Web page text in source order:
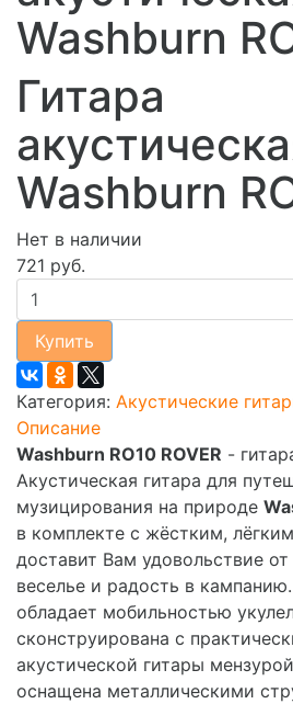
Washburn
Гитара
Washburn
Нет в наличии
721 руб.
Купить
Категория: Акустические
Описание
Washburn RO10 ROVER -
Акустическая гитара для
музицирования на природе
в комплекте с жёстким,
доставит Вам удовольствие
веселье и радость в кампанию.
обладает мобильностью
сконструирована с
акустической гитары
оснащена металлическими